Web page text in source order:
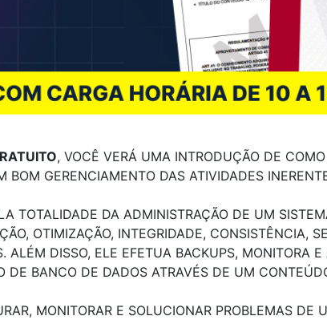
, VOCÊ VERÁ UMA INTRODUÇÃO DE
BOM GERENCIAMENTO DAS ATIVIDADES
TOTALIDADE DA ADMINISTRAÇÃO DE UM
OTIMIZAÇÃO, INTEGRIDADE, CONSISTÊNCIA,
ALÉM DISSO, ELE EFETUA BACKUPS, MONITORA
BANCO DE DADOS ATRAVÉS DE UM
MONITORAR E SOLUCIONAR PROBLEMAS